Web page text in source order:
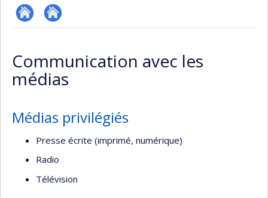
Autre
web
Autre
web
Communication avec les
médias
Médias privilégiés
Presse écrite (imprimé, numérique)
Radio
Télévision